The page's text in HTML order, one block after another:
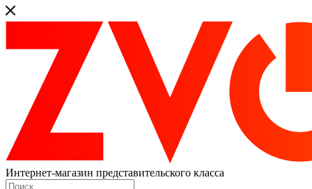
Интернет-магазин представительского класса